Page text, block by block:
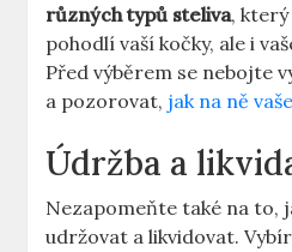
různých typů steliva,
pohodlí vaší kočky, ale i
Před výběrem se nebojte
a pozorovat, jak na ně
Údržba a
Nezapomeňte také na to,
udržovat a likvidovat.